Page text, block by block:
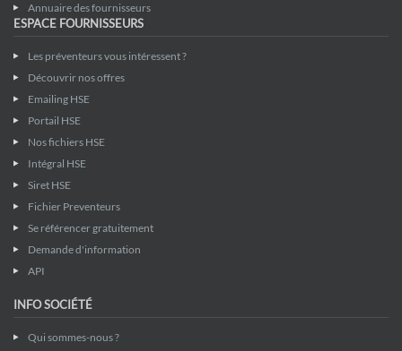
Annuaire des fournisseurs
ESPACE FOURNISSEURS
Les préventeurs vous intéressent ?
Découvrir nos offres
Emailing HSE
Portail HSE
Nos fichiers HSE
Intégral HSE
Siret HSE
Fichier Preventeurs
Se référencer gratuitement
Demande d'information
API
INFO SOCIÉTÉ
Qui sommes-nous ?